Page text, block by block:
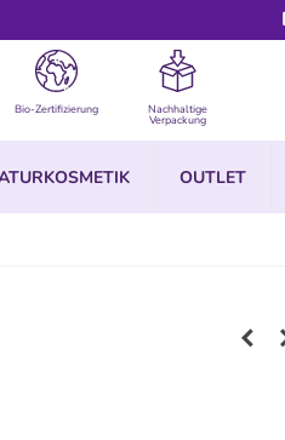
Bio-Zertifizierung Nachhaltige
Verpackung
OUTLET